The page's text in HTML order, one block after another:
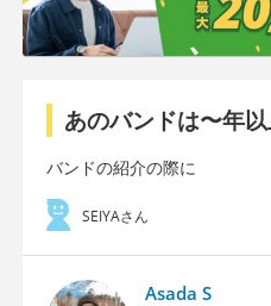
あのバンドは〜年
バンドの紹介の際に
SEIYAさん
Asada S